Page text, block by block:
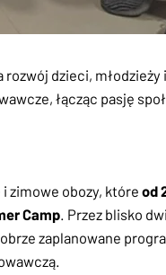
dzieci, młodzieży
łącząc pasję
zimowe obozy, któreod
Camp . Przez blisko
zaplanowane